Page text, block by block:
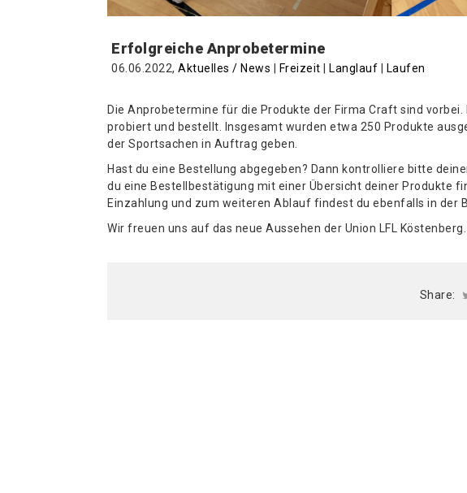
Erfolgreiche Anprobetermine
06.06.2022, Aktuelles / News Freizeit Langlauf Laufen
Die Anprobetermine für die Produkte der Firma Craft sind
probiert und bestellt. Insgesamt wurden etwa 250 Produkte
der Sportsachen in Auftrag geben.
Hast du eine Bestellung abgegeben? Dann kontrolliere bitte
du eine Bestellbestätigung mit einer Übersicht deiner Produkte
Einzahlung und zum weiteren Ablauf findest du ebenfalls in der
Wir freuen uns auf das neue Aussehen der Union LFL Köstenberg.
Share: